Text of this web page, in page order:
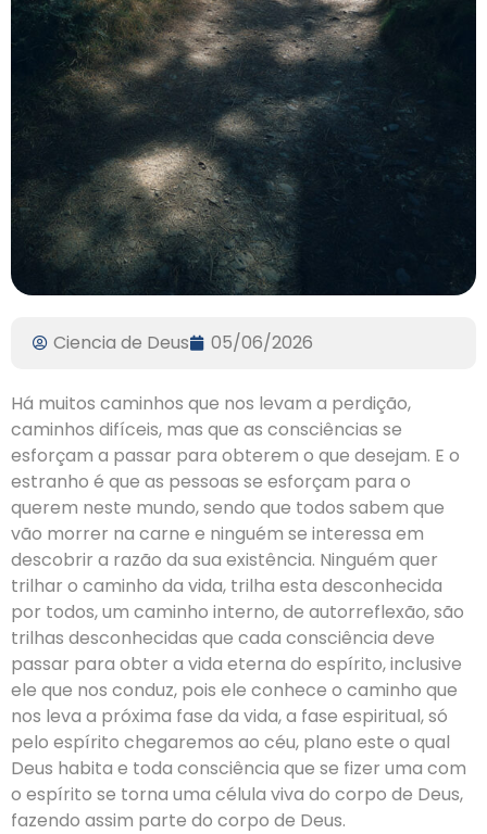
Ciencia de Deus 05/06/2026
Há muitos caminhos que nos levam a perdição,
caminhos difíceis, mas que as consciências se
esforçam a passar para obterem o que desejam. E o
estranho é que as pessoas se esforçam para o
querem neste mundo, sendo que todos sabem que
vão morrer na carne e ninguém se interessa em
descobrir a razão da sua existência. Ninguém quer
trilhar o caminho da vida, trilha esta desconhecida
por todos, um caminho interno, de autorreflexão, são
trilhas desconhecidas que cada consciência deve
passar para obter a vida eterna do espírito, inclusive
ele que nos conduz, pois ele conhece o caminho que
nos leva a próxima fase da vida, a fase espiritual, só
pelo espírito chegaremos ao céu, plano este o qual
Deus habita e toda consciência que se fizer uma com
o espírito se torna uma célula viva do corpo de Deus,
fazendo assim parte do corpo de Deus.